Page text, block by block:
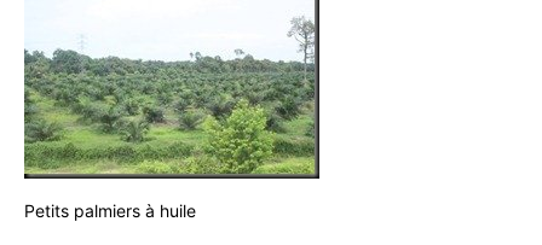
Petits palmiers à huile